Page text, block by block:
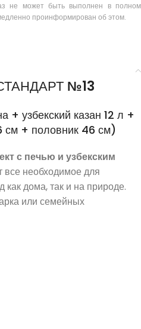
не может быть выполнен в полном
проинформирован об этом.
№13
+ узбекский казан 12 л +
см + половник 46 см)
с печью и узбекским
все необходимое для
как дома, так и на природе.
или семейных